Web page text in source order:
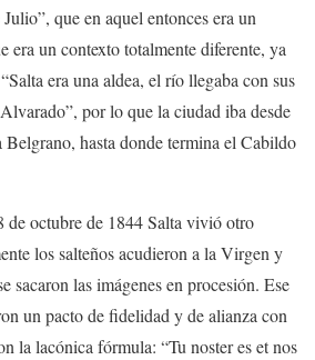
que en aquel entonces era un
era un contexto totalmente diferente, ya
era una aldea, el río llegaba con sus
por lo que la ciudad iba desde
Belgrano, hasta donde termina el Cabildo
de octubre de 1844 Salta vivió otro
los salteños acudieron a la Virgen y
sacaron las imágenes en procesión. Ese
un pacto de fidelidad y de alianza con
la lacónica fórmula: “Tu noster es et nos